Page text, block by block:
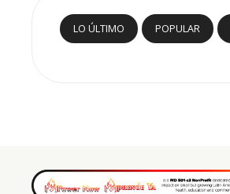
LO ÚLTIMO POPULAR